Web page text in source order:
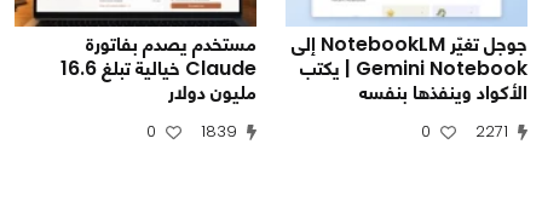
جوجل تغيّر NotebookLM إلى
Gemini Notebook | يكتب
الأكواد وينفذها بنفسه
2271
0
مستخدم يصدم بفاتورة
Claude خيالية تبلغ 16.6
مليون دولار
1839
0